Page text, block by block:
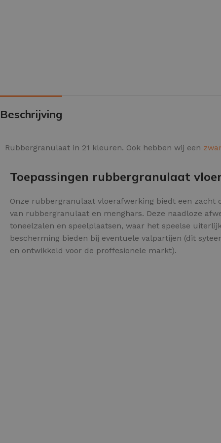
Gietvloer badkamer
Impregneer snel
Schraaplaag epoxy
Gietvloer PU
Beschrijving
Rubbergranulaat in 21 kleuren. Ook hebben wij een
Toepassingen rubbergranulaat
Onze rubbergranulaat vloerafwerking biedt een zacht
van rubbergranulaat en menghars. Deze naadloze
toneelzalen en speelplaatsen, waar het speelse
bescherming bieden bij eventuele valpartijen (dit
en ontwikkeld voor de proffesionele markt).